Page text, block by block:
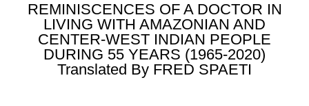
REMINISCENCES OF A DOCTOR IN
LIVING WITH AMAZONIAN AND
CENTER-WEST INDIAN PEOPLE
DURING 55 YEARS (1965-2020)
Translated By FRED SPAETI